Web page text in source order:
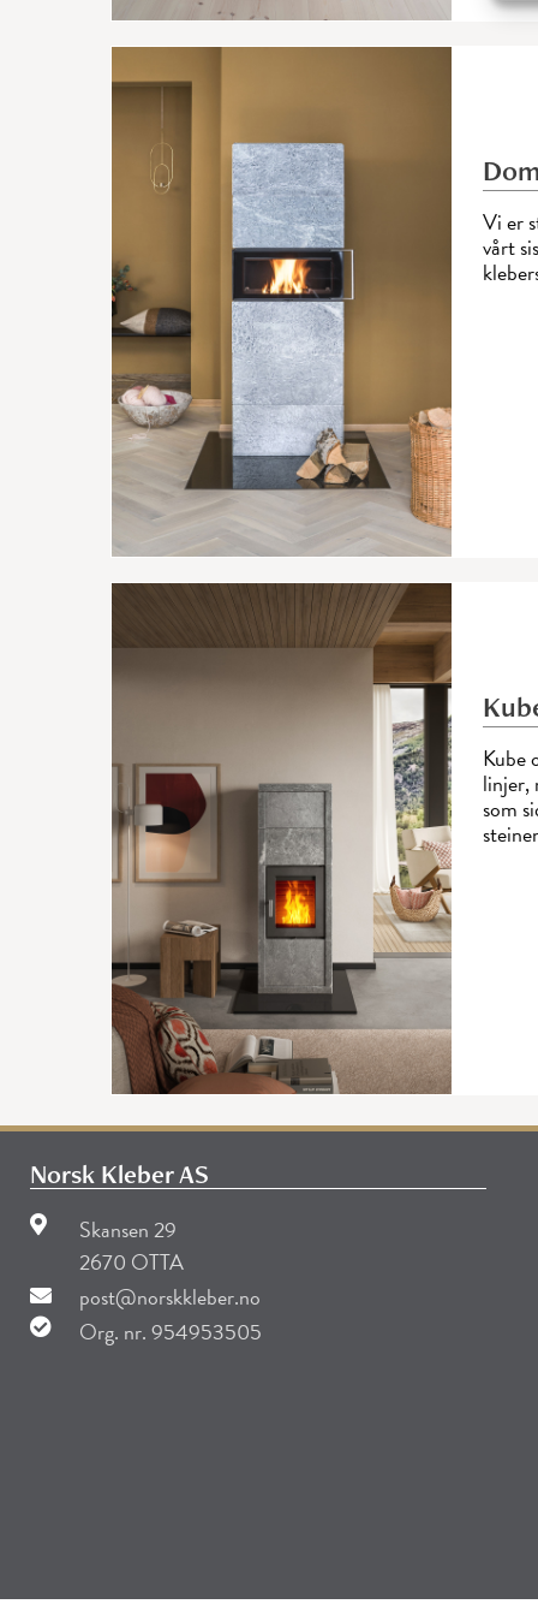
Vi er
vårt
Kube
linjer,
som
Norsk Kleber AS
Skansen 29
2670 OTTA
post@norskkleber.no
Org. nr. 954953505